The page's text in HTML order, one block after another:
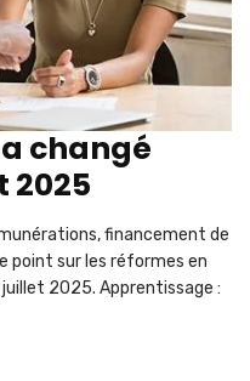
a changé
2025
financement de
point sur les réformes en
juillet 2025. Apprentissage :